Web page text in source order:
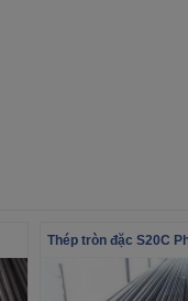
Thép tròn đặc S20C